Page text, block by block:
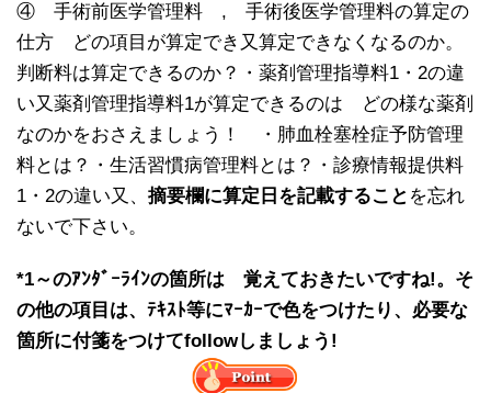
④ 手術前医学管理料 , 手術後医学管理料の算定の
仕方 どの項目が算定でき又算定できなくなるのか。
判断料は算定できるのか？・薬剤管理指導料1・2の違
い又薬剤管理指導料1が算定できるのは どの様な薬剤
なのかをおさえましょう！ ・肺血栓塞栓症予防管理
料とは？・生活習慣病管理料とは？・診療情報提供料
1・2の違い又、 摘要欄に算定日を記載すること を忘れ
ないで下さい。
*1～のｱﾝﾀﾞｰﾗｲﾝの箇所は 覚えておきたいですね!。そ
の他の項目は、ﾃｷｽﾄ等にﾏｰｶｰで色をつけたり、必要な
箇所に付箋をつけてfollowしましょう!